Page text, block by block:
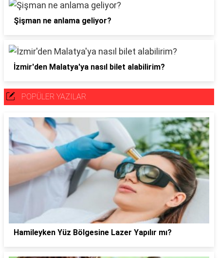
Şişman ne anlama geliyor?
İzmir'den Malatya'ya nasıl bilet alabilirim?
POPÜLER YAZILAR
Hamileyken Yüz Bölgesine Lazer Yapılır mı?